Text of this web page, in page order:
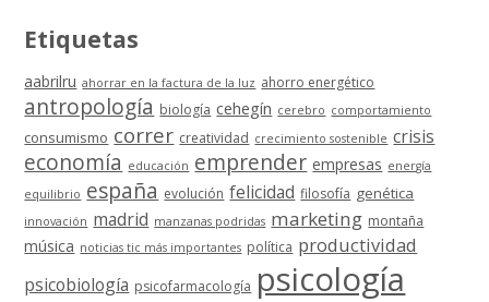
Etiquetas
aabrilru ahorrar en la factura de la luz ahorro energético
antropología biología cehegín cerebro comportamiento
consumismo correr creatividad crecimiento sostenible crisis
economía educación emprender empresas energía
equilibrio españa evolución felicidad filosofía genética
innovación madrid manzanas podridas marketing montaña
música noticias tic más importantes política productividad
psicobiología psicofarmacología psicología